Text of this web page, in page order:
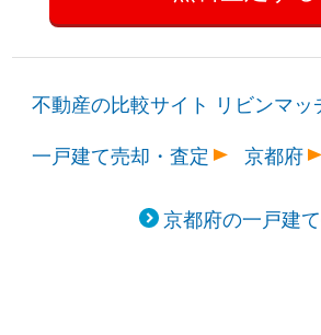
不動産の比較サイト リビンマッ
一戸建て売却・査定
京都府
京都府の一戸建